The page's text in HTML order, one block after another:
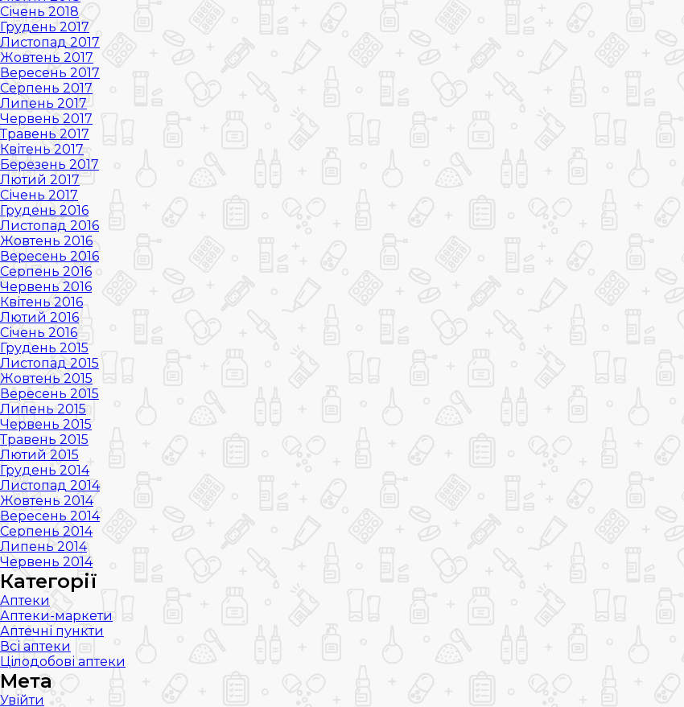
Січень 2018
Грудень 2017
Листопад 2017
Жовтень 2017
Вересень 2017
Серпень 2017
Липень 2017
Червень 2017
Травень 2017
Квітень 2017
Березень 2017
Лютий 2017
Січень 2017
Грудень 2016
Листопад 2016
Жовтень 2016
Вересень 2016
Серпень 2016
Червень 2016
Квітень 2016
Лютий 2016
Січень 2016
Грудень 2015
Листопад 2015
Жовтень 2015
Вересень 2015
Липень 2015
Червень 2015
Травень 2015
Лютий 2015
Грудень 2014
Листопад 2014
Жовтень 2014
Вересень 2014
Серпень 2014
Липень 2014
Червень 2014
Категорії
Аптеки
Аптеки-маркети
Аптечні пункти
Всі аптеки
Цілодобові аптеки
Мета
Увійти